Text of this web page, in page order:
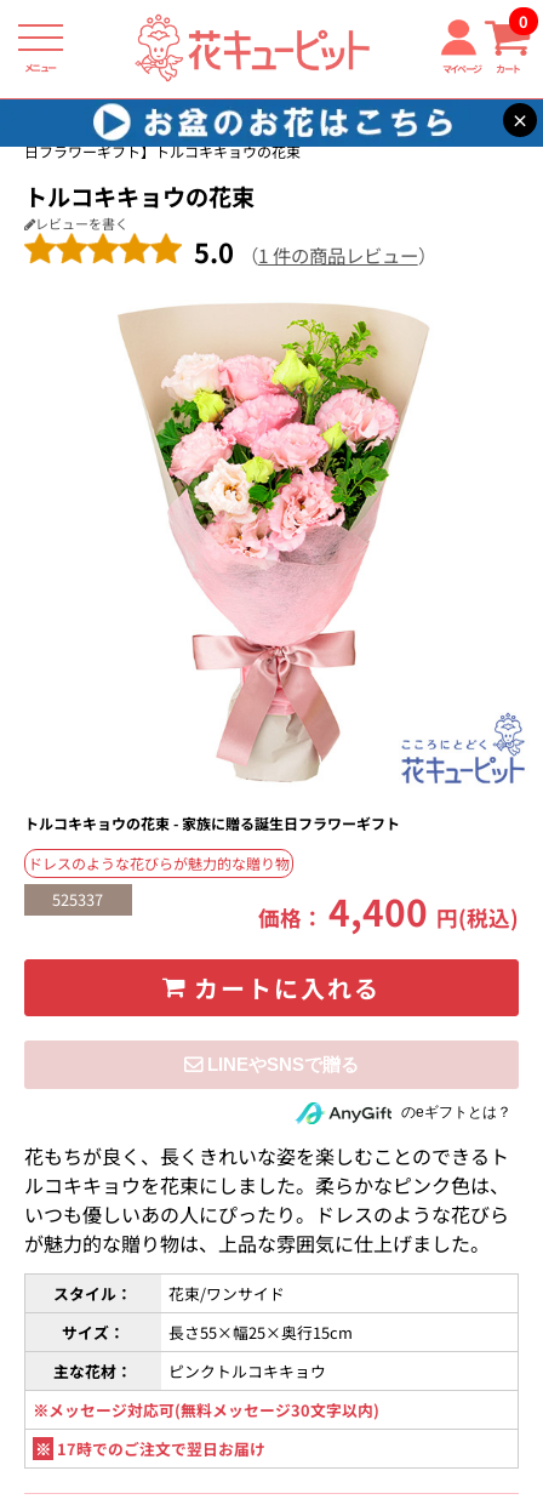
メニュー マイページ カート
0
×
花キューピット 家族に贈る誕生日フラワーギフト
【家族に贈る誕生
日フラワーギフト】トルコキキョウの花束
トルコキキョウの花束
レビューを書く
5.0 （1 件の商品レビュー）
トルコキキョウの花束 - 家族に贈る誕生日フラワーギフト
ドレスのような花びらが魅力的な贈り物
525337
価格：4,400 円(税込)
カートに入れる
住所を知らない相手にeギフトで贈るのeギフトとは？
花もちが良く、長くきれいな姿を楽しむことのできるト
ルコキキョウを花束にしました。柔らかなピンク色は、
いつも優しいあの人にぴったり。ドレスのような花びら
が魅力的な贈り物は、上品な雰囲気に仕上げました。
スタイル：
花束/ワンサイド
サイズ：
長さ55×幅25×奥行15cm
主な花材：
ピンクトルコキキョウ
※メッセージ対応可(無料メッセージ30文字以内)
※ 17時でのご注文で翌日お届け